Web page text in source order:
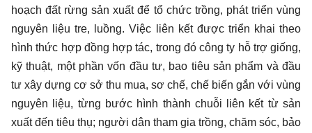
hoạch đất rừng sản xuất để tổ chức trồng, phát triển vùng
nguyên liệu tre, luồng. Việc liên kết được triển khai theo
hình thức hợp đồng hợp tác, trong đó công ty hỗ trợ giống,
kỹ thuật, một phần vốn đầu tư, bao tiêu sản phẩm và đầu
tư xây dựng cơ sở thu mua, sơ chế, chế biến gắn với vùng
nguyên liệu, từng bước hình thành chuỗi liên kết từ sản
xuất đến tiêu thụ; người dân tham gia trồng, chăm sóc, bảo